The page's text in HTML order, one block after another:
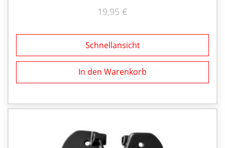
19,95€
Schnellansicht
In den Warenkorb